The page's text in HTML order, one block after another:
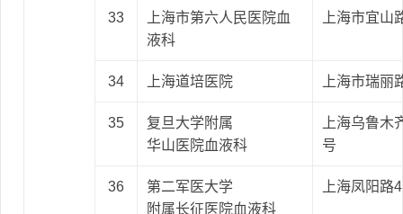
33
上海市第六人民医院血
液科
上海市宜山
34 上海道培医院 上海市瑞丽
35
复旦大学附属
华山医院血液科
上海乌鲁木
号
36
第二军医大学
附属长征医院血液科
上海凤阳路